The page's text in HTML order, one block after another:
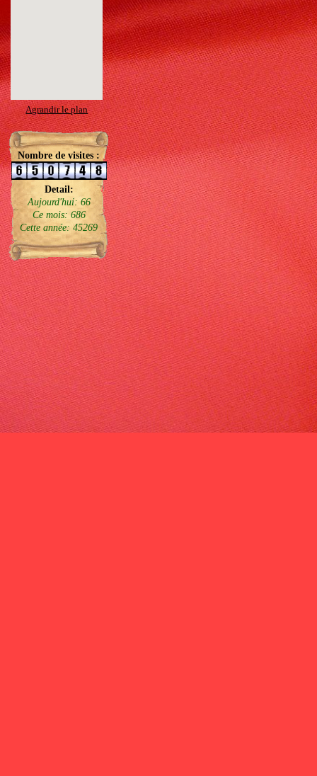
Agrandir le plan
Nombre de visites :
Detail:
Aujourd'hui: 66
Ce mois: 686
Cette année: 45269